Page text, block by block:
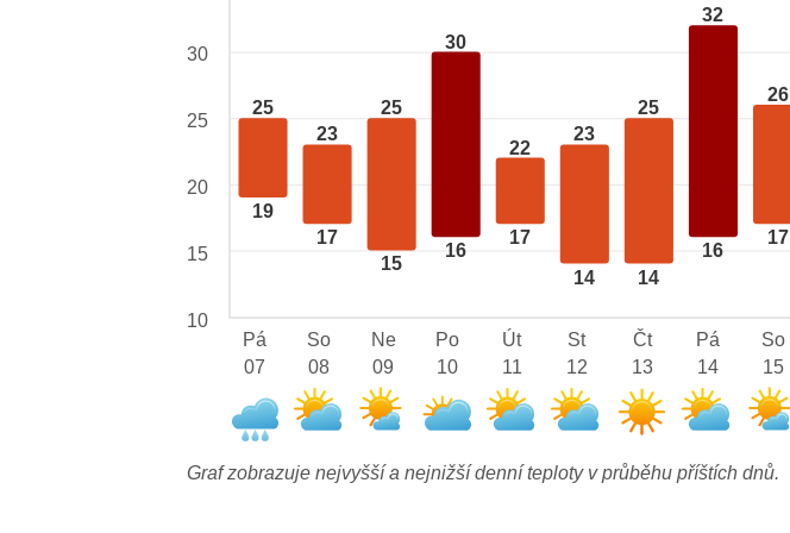
25
19
23
17
25
15
30
16
22
17
23
14
25
14
32
16
26
17
30
25
20
15
10
Pá
07
So
08
Ne
09
Po
10
Út
11
St
12
Čt
13
Pá
14
So
15
Graf zobrazuje nejvyšší a nejnižší denní teploty v průběhu příštích dnů.